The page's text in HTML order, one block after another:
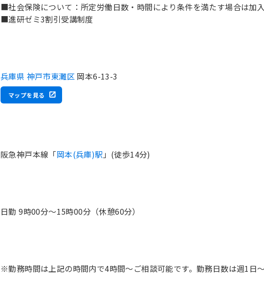
■社会保険について：所定労働日数・時間により条件を満たす場合は加入
■進研ゼミ3割引受講制度
兵庫県 神戸市東灘区 岡本6-13-3
マップを見る
阪急神戸本線「岡本(兵庫)駅 」(徒歩14分)
日勤 9時00分〜15時00分（休憩60分）